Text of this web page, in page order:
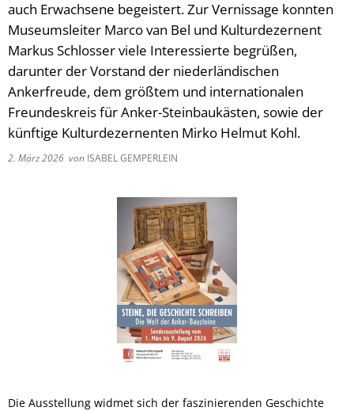
auch Erwachsene begeistert. Zur Vernissage konnten
Museumsleiter Marco van Bel und Kulturdezernent
Markus Schlosser viele Interessierte begrüßen,
darunter der Vorstand der niederländischen
Ankerfreude, dem größtem und internationalen
Freundeskreis für Anker-Steinbaukästen, sowie der
künftige Kulturdezernenten Mirko Helmut Kohl.
2. März 2026 von ISABEL GEMPERLEIN
Die Ausstellung widmet sich der faszinierenden Geschichte